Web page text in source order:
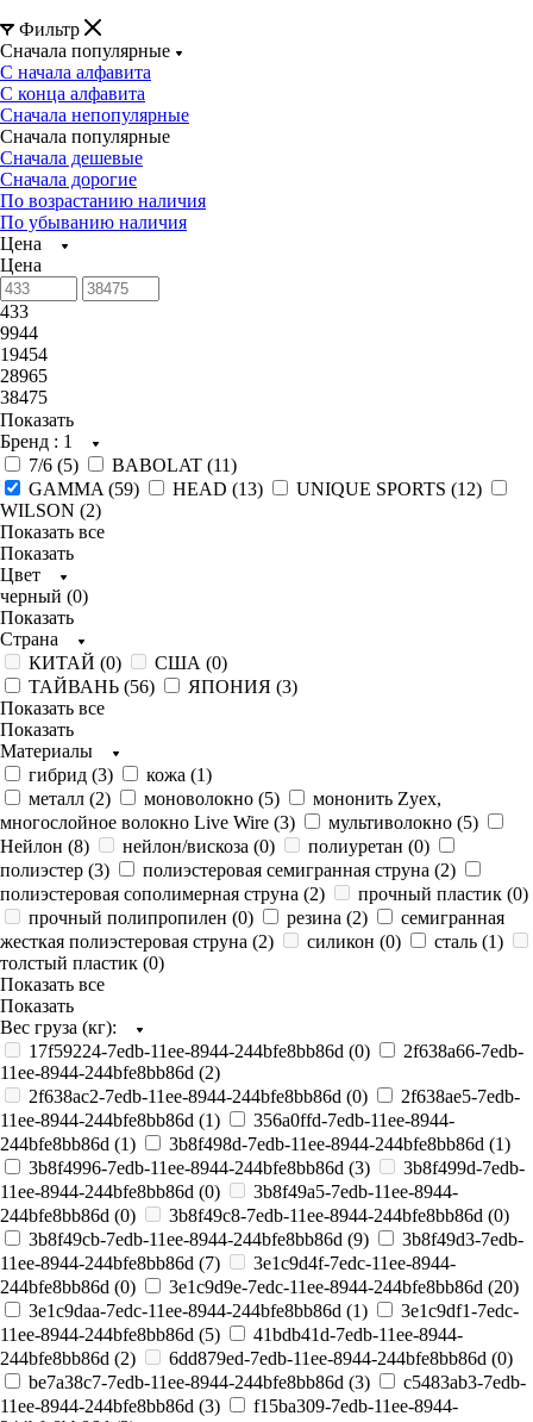
Фильтр
Сначала популярные
С начала алфавита
С конца алфавита
Сначала непопулярные
Сначала популярные
Сначала дешевые
Сначала дорогие
По возрастанию наличия
По убыванию наличия
Цена
Цена
433
9944
19454
28965
38475
Показать
Бренд : 1
7/6 (5) BABOLAT (11)
GAMMA (59) HEAD (13) UNIQUE SPORTS (12)
WILSON (2)
Показать все
Показать
Цвет
черный (0)
Показать
Страна
КИТАЙ (0) США (0)
ТАЙВАНЬ (56) ЯПОНИЯ (3)
Показать все
Показать
Материалы
гибрид (3) кожа (1)
металл (2) моноволокно (5)
мононить Zyex,
многослойное волокно Live Wire (3) мультиволокно (5)
Нейлон (8) нейлон/вискоза (0) полиуретан (0)
полиэстер (3) полиэстеровая семигранная струна (2)
полиэстеровая сополимерная струна (2) прочный пластик (0)
прочный полипропилен (0) резина (2)
семигранная
жесткая полиэстеровая струна (2) силикон (0) сталь (1)
толстый пластик (0)
Показать все
Показать
Вес груза (кг):
17f59224-7edb-11ee-8944-244bfe8bb86d (0)
2f638a66-7edb-
11ee-8944-244bfe8bb86d (2)
2f638ac2-7edb-11ee-8944-244bfe8bb86d (0)
2f638ae5-7edb-
11ee-8944-244bfe8bb86d (1)
356a0ffd-7edb-11ee-8944-
244bfe8bb86d (1) 3b8f498d-7edb-11ee-8944-244bfe8bb86d (1)
3b8f4996-7edb-11ee-8944-244bfe8bb86d (3)
3b8f499d-7edb-
11ee-8944-244bfe8bb86d (0)
3b8f49a5-7edb-11ee-8944-
244bfe8bb86d (0) 3b8f49c8-7edb-11ee-8944-244bfe8bb86d (0)
3b8f49cb-7edb-11ee-8944-244bfe8bb86d (9)
3b8f49d3-7edb-
11ee-8944-244bfe8bb86d (7)
3e1c9d4f-7edc-11ee-8944-
244bfe8bb86d (0) 3e1c9d9e-7edc-11ee-8944-244bfe8bb86d (20)
3e1c9daa-7edc-11ee-8944-244bfe8bb86d (1)
3e1c9df1-7edc-
11ee-8944-244bfe8bb86d (5)
41bdb41d-7edb-11ee-8944-
244bfe8bb86d (2) 6dd879ed-7edb-11ee-8944-244bfe8bb86d (0)
be7a38c7-7edb-11ee-8944-244bfe8bb86d (3)
c5483ab3-7edb-
11ee-8944-244bfe8bb86d (3)
f15ba309-7edb-11ee-8944-